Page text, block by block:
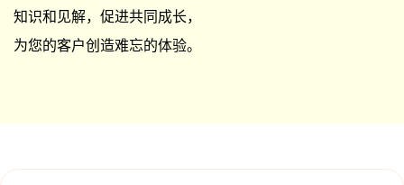
知识和见解，促进共同成长，
为您的客户创造难忘的体验。